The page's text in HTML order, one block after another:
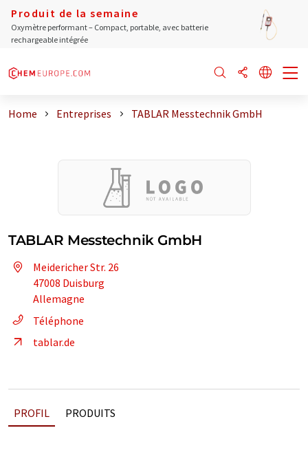
Produit de la semaine
Oxymètre performant – Compact, portable, avec batterie
rechargeable intégrée
Home Entreprises TABLAR Messtechnik GmbH
TABLAR Messtechnik GmbH
Meidericher Str. 26
47008 Duisburg
Allemagne
Téléphone
tablar.de
PROFIL PRODUITS